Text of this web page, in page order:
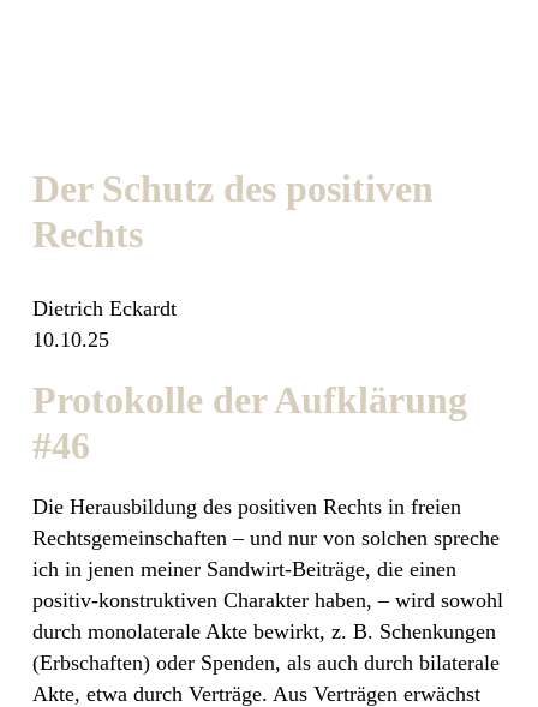
Der Schutz des positiven
Rechts
Dietrich Eckardt
10.10.25
Protokolle der Aufklärung
#46
Die Herausbildung des positiven Rechts in freien
Rechtsgemeinschaften – und nur von solchen spreche
ich in jenen meiner Sandwirt-Beiträge, die einen
positiv-konstruktiven Charakter haben, – wird sowohl
durch monolaterale Akte bewirkt, z. B. Schenkungen
(Erbschaften) oder Spenden, als auch durch bilaterale
Akte, etwa durch Verträge. Aus Verträgen erwächst